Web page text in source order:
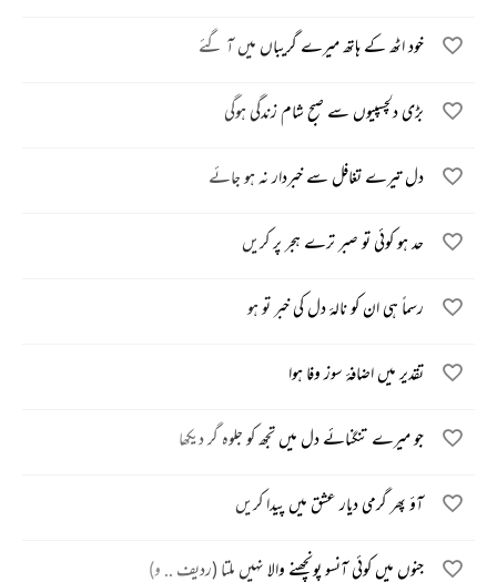
خود اٹھ کے ہاتھ میرے گریباں میں آ گئے
بڑی دلچسپیوں سے صبح شام زندگی ہوگی
دل تیرے تغافل سے خبردار نہ ہو جائے
حد ہو کوئی تو صبر ترے ہجر پر کریں
رسماً ہی ان کو نالۂ دل کی خبر تو ہو
تقدیر میں اضافۂ سوز وفا ہوا
جو میرے تنگنائے دل میں تجھ کو جلوہ گر دیکھا
آؤ پھر گرمی دیار عشق میں پیدا کریں
جنوں میں کوئی آنسو پونچھنے والا نہیں ملتا (ردیف .. و)